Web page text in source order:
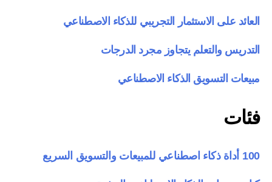
العائد على الاستثمار التجريبي للذكاء الاصطناعي
التدريس والتعلم يتجاوز مجرد الدرجات
مبيعات التسويق الذكاء الاصطناعي
فئات
100 أداة ذكاء اصطناعي للمبيعات والتسويق السريع